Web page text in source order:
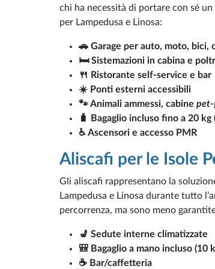
chi ha necessità di portare con sé
per Lampedusa e Linosa:
🚗 Garage per auto, moto, bici,
🛏️ Sistemazioni in cabina e
🍴 Ristorante self-service e bar
☀️ Ponti esterni accessibili
🐾 Animali ammessi, cabine
🧳 Bagaglio incluso fino a 20
♿ Ascensori e accesso PMR
Aliscafi per le Isole
Gli aliscafi rappresentano la
Lampedusa e Linosa durante tutto
percorrenza, ma sono meno
💺 Sedute interne climatizzate
🎒 Bagaglio a mano incluso (10
☕ Bar/caffetteria